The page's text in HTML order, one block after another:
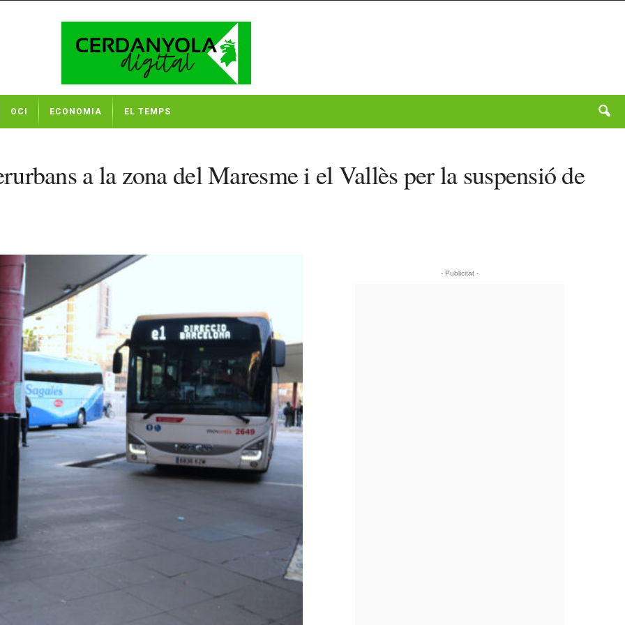
OCI ECONOMIA EL TEMPS
a la zona del Maresme i el Vallès per la suspensió de
- Publicitat -